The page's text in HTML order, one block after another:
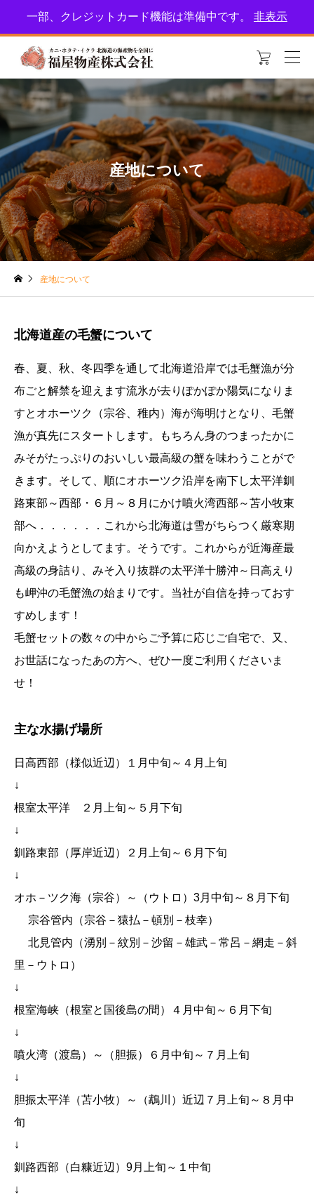
北海道恵庭市の福屋物産！新鮮な海産物をお届けします。特集をお楽しみに
🎵

産地について
産地について
北海道産の毛蟹について
春、夏、秋、冬四季を通して北海道沿岸では毛蟹漁が分
布ごと解禁を迎えます流氷が去りぽかぽか陽気になりま
すとオホーツク（宗谷、稚内）海が海明けとなり、毛蟹
漁が真先にスタートします。もちろん身のつまったかに
みそがたっぷりのおいしい最高級の蟹を味わうことがで
きます。そして、順にオホーツク沿岸を南下し太平洋釧
路東部～西部・６月～８月にかけ噴火湾西部～苫小牧東
部へ．．．．．．これから北海道は雪がちらつく厳寒期
向かえようとしてます。そうです。これからが近海産最
高級の身詰り、みそ入り抜群の太平洋十勝沖～日高えり
も岬沖の毛蟹漁の始まりです。当社が自信を持っておす
すめします！
毛蟹セットの数々の中からご予算に応じご自宅で、又、
お世話になったあの方へ、ぜひ一度ご利用くださいま
せ！
主な水揚げ場所
日高西部（様似近辺）１月中旬～４月上旬
↓
根室太平洋 ２月上旬～５月下旬
↓
釧路東部（厚岸近辺）２月上旬～６月下旬
↓
オホ－ツク海（宗谷）～（ウトロ）3月中旬～８月下旬
宗谷管内（宗谷－猿払－頓別－枝幸）
北見管内（湧別－紋別－沙留－雄武－常呂－網走－斜
里－ウトロ）
↓
根室海峡（根室と国後島の間）４月中旬～６月下旬
↓
噴火湾（渡島）～（胆振）６月中旬～７月上旬
↓
胆振太平洋（苫小牧）～（鵡川）近辺７月上旬～８月中
旬
↓
釧路西部（白糠近辺）9月上旬～１中旬
↓
一部、クレジットカード機能は準備中です。 非表示